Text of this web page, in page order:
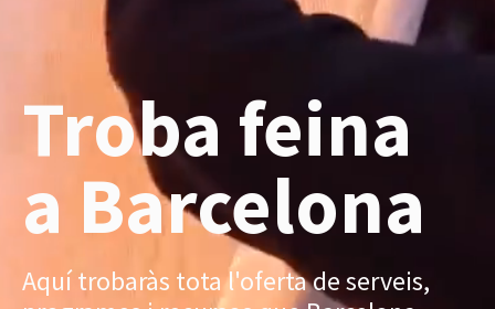
Troba feina
a Barcelona
Aquí trobaràs tota l'oferta de serveis,